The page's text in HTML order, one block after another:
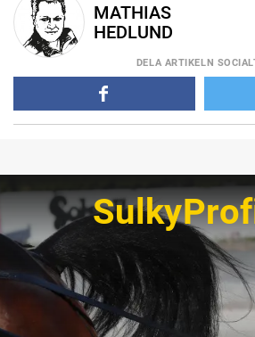
MATHIAS
HEDLUND
DELA ARTIKELN